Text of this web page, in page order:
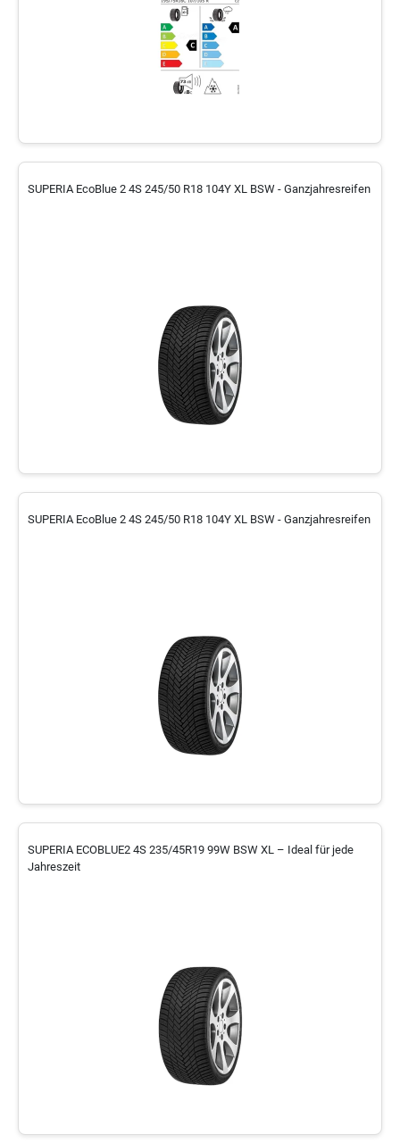
SUPERIA EcoBlue 2 4S 245/50 R18 104Y XL BSW - Ganzjahresreifen
SUPERIA EcoBlue 2 4S 245/50 R18 104Y XL BSW - Ganzjahresreifen
SUPERIA ECOBLUE2 4S 235/45R19 99W BSW XL – Ideal für jede
Jahreszeit